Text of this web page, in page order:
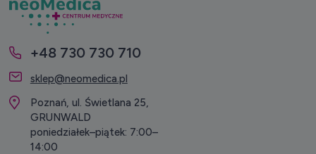
+48 730 730 710
sklep@neomedica.pl
Poznań, ul. Świetlana 25,
GRUNWALD
poniedziałek–piątek: 7:00–
14:00